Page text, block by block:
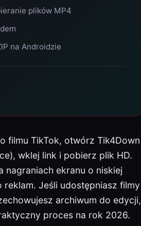
plików MP4
na Androidzie
filmu TikTok, otwórz Tik4Down
wklej link i pobierz plik HD.
nagraniach ekranu o niskiej
Jeśli udostępniasz filmy
archiwum do edycji,
proces na rok 2026.